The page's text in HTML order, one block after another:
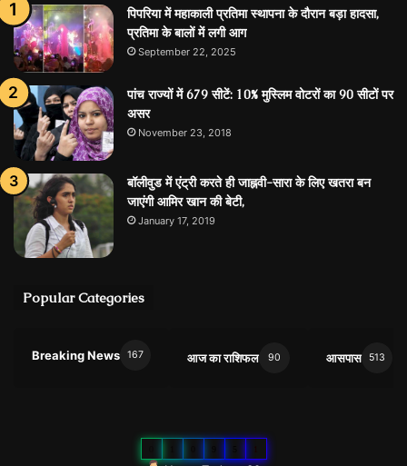
पिपरिया में महाकाली प्रतिमा स्थापना के दौरान बड़ा हादसा,
प्रतिमा के बालों में लगी आग
September 22, 2025
पांच राज्यों में 679 सीटें: 10% मुस्लिम वोटरों का 90 सीटों पर
असर
November 23, 2018
बॉलीवुड में एंट्री करते ही जाह्नवी-सारा के लिए खतरा बन
जाएंगी आमिर खान की बेटी,
January 17, 2019
Popular Categories
Breaking News 167 आज का राशिफल 90 आसपास 513